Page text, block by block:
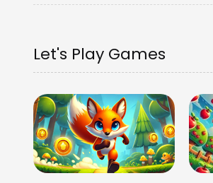
Let's Play Games